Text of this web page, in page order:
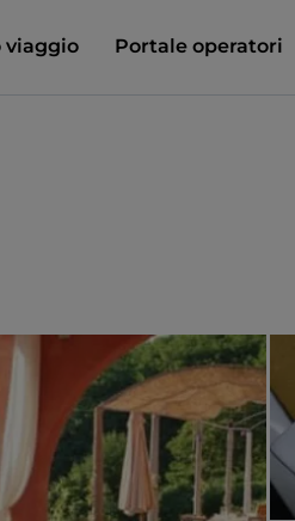
viaggio Portale operatori